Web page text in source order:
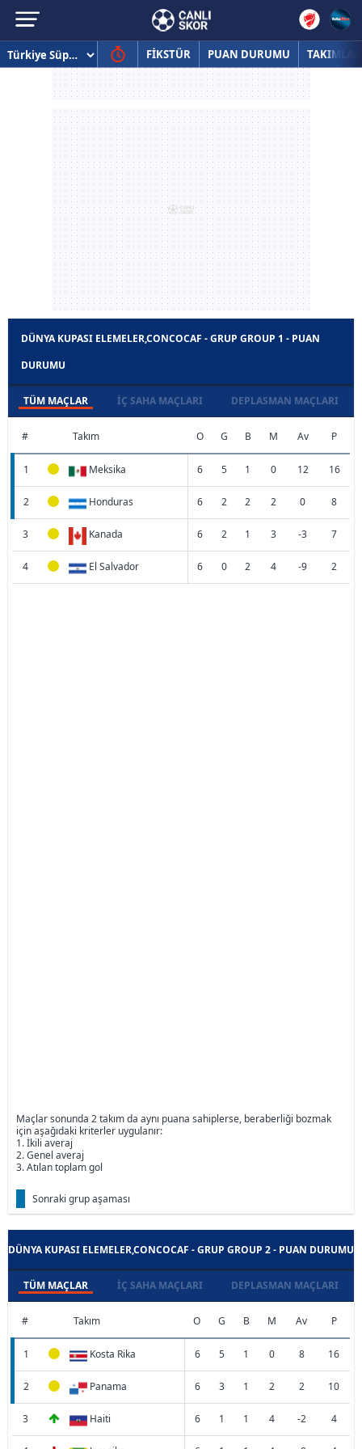
FİKSTÜR PUAN DURUMU TAKIMLAR
DÜNYA KUPASI ELEMELER,CONCOCAF - GRUP GROUP 1 - PUAN
DURUMU
TÜM MAÇLAR İÇ SAHA MAÇLARI DEPLASMAN MAÇLARI
# Takım O G B M Av P
1 Meksika 6 5 1 0 12 16
2 Honduras 6 2 2 2 0 8
3 Kanada 6 2 1 3 -3 7
4 El Salvador 6 0 2 4 -9 2
Maçlar sonunda 2 takım da aynı puana sahiplerse, beraberliği bozmak
için aşağıdaki kriterler uygulanır:
1. İkili averaj
2. Genel averaj
3. Atılan toplam gol
Sonraki grup aşaması
DÜNYA KUPASI ELEMELER,CONCOCAF - GRUP GROUP 2 - PUAN DURUMU
TÜM MAÇLAR İÇ SAHA MAÇLARI DEPLASMAN MAÇLARI
# Takım O G B M Av P
1 Kosta Rika 6 5 1 0 8 16
2 Panama 6 3 1 2 2 10
3 Haiti 6 1 1 4 -2 4